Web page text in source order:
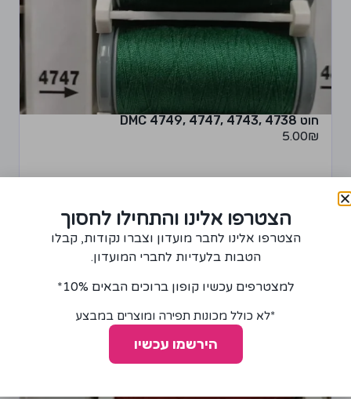
חוט 4738 ,4743 ,4747 ,4749 DMC
5.00₪
בחר אפשרויות
הצטרפו אלינו והתחילו לחסוך
הצטרפו אלינו לחבר מועדון וצברו נקודות, קבלו
הטבות בלעדיות לחברי המועדון.
למצטרפים עכשיו קופון ברוכים הבאים 10%*
*לא כולל מכונות תפירה ומוצרים במבצע
הירשמו עכשיו